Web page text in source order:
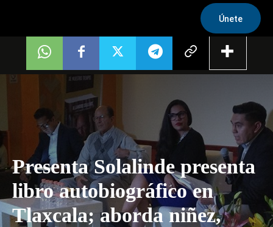
Únete
Presenta Solalinde presenta
libro autobiográfico en
Tlaxcala; aborda niñez,